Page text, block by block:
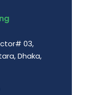
03,
Dhaka,